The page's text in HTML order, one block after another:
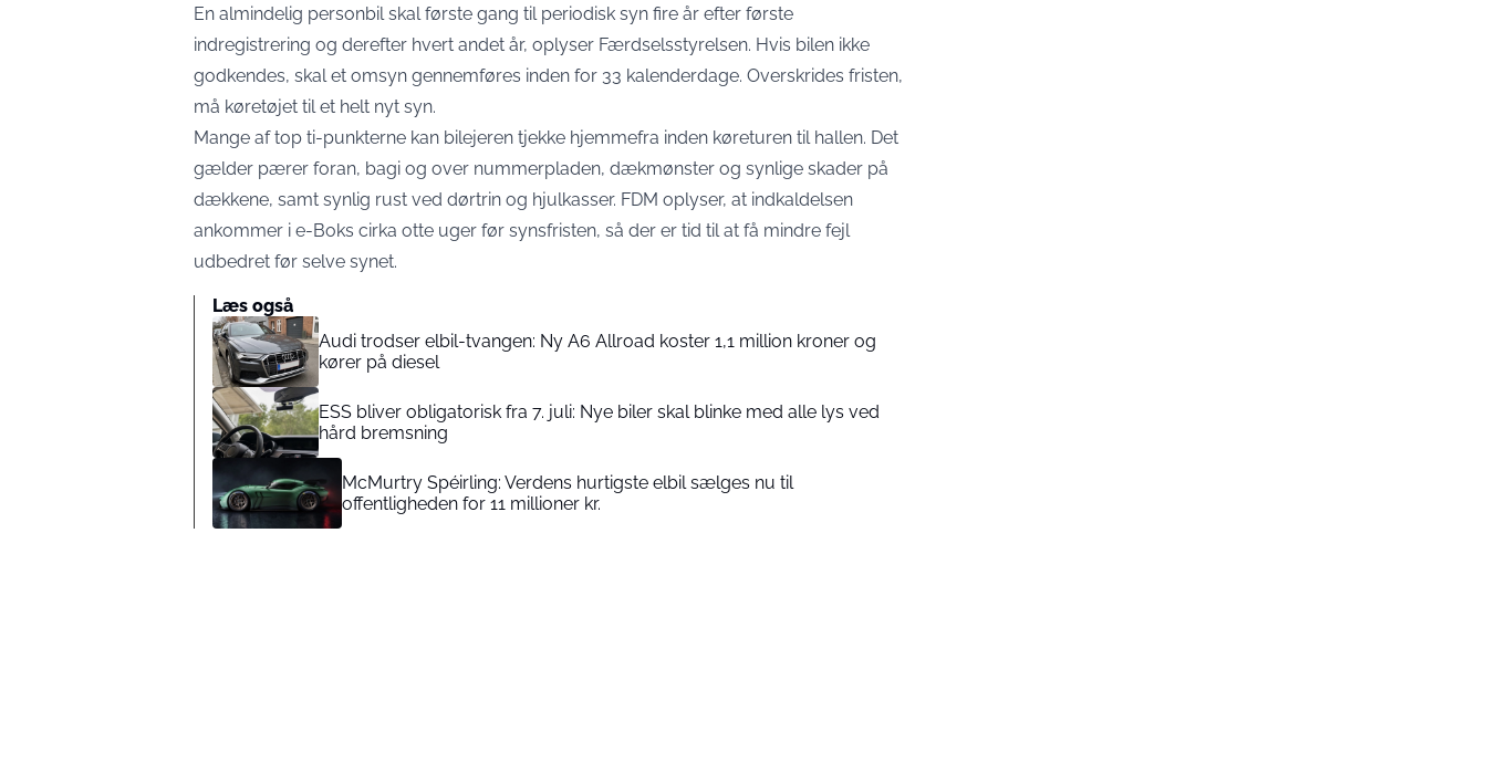
En almindelig personbil skal første gang til periodisk syn fire år efter første
indregistrering og derefter hvert andet år, oplyser Færdselsstyrelsen. Hvis bilen ikke
godkendes, skal et omsyn gennemføres inden for 33 kalenderdage. Overskrides fristen,
må køretøjet til et helt nyt syn.
Mange af top ti-punkterne kan bilejeren tjekke hjemmefra inden køreturen til hallen. Det
gælder pærer foran, bagi og over nummerpladen, dækmønster og synlige skader på
dækkene, samt synlig rust ved dørtrin og hjulkasser. FDM oplyser, at indkaldelsen
ankommer i e-Boks cirka otte uger før synsfristen, så der er tid til at få mindre fejl
udbedret før selve synet.
Læs også
Audi trodser elbil-tvangen: Ny A6 Allroad koster 1,1 million kroner og
kører på diesel
ESS bliver obligatorisk fra 7. juli: Nye biler skal blinke med alle lys ved
hård bremsning
McMurtry Spéirling: Verdens hurtigste elbil sælges nu til
offentligheden for 11 millioner kr.